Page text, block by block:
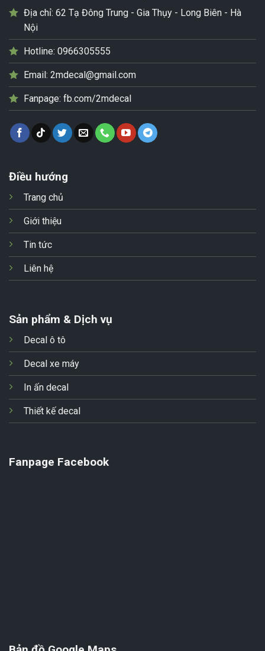
Địa chỉ: 62 Tạ Đông Trung - Gia Thụy - Long Biên - Hà
Nội
Hotline: 0966305555
Email: 2mdecal@gmail.com
Fanpage: fb.com/2mdecal
Điều hướng
Trang chủ
Giới thiệu
Tin tức
Liên hệ
Sản phẩm & Dịch vụ
Decal ô tô
Decal xe máy
In ấn decal
Thiết kế decal
Fanpage Facebook